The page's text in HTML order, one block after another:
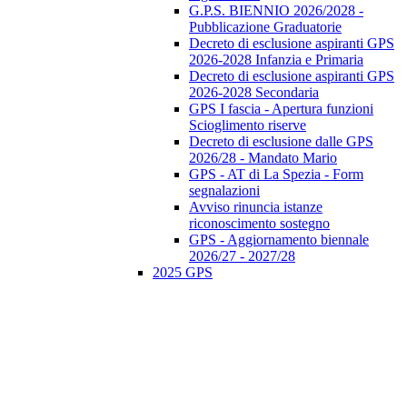
G.P.S. BIENNIO 2026/2028 -
Pubblicazione Graduatorie
Decreto di esclusione aspiranti GPS
2026-2028 Infanzia e Primaria
Decreto di esclusione aspiranti GPS
2026-2028 Secondaria
GPS I fascia - Apertura funzioni
Scioglimento riserve
Decreto di esclusione dalle GPS
2026/28 - Mandato Mario
GPS - AT di La Spezia - Form
segnalazioni
Avviso rinuncia istanze
riconoscimento sostegno
GPS - Aggiornamento biennale
2026/27 - 2027/28
2025 GPS